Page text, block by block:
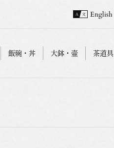
English
飯碗・丼 大鉢・壷 茶道具